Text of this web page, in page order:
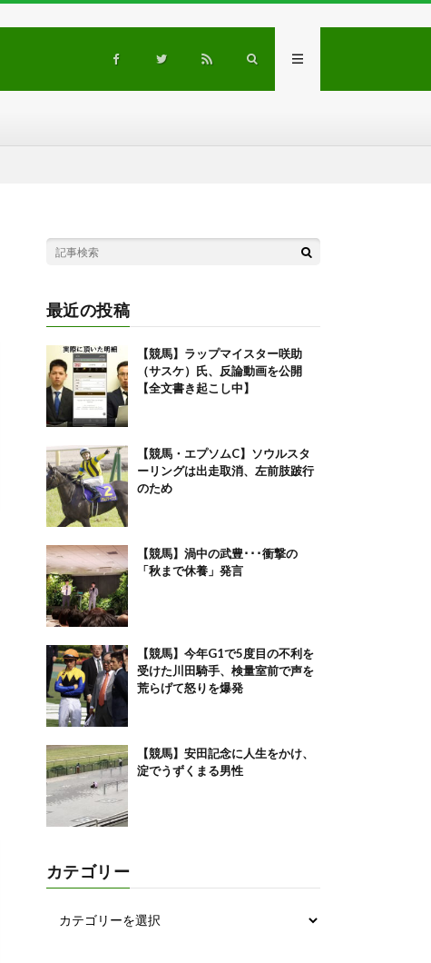
最近の投稿
【競馬】ラップマイスター咲助
（サスケ）氏、反論動画を公開
【全文書き起こし中】
【競馬・エプソムC】ソウルスタ
ーリングは出走取消、左前肢跛行
のため
【競馬】渦中の武豊･･･衝撃の
「秋まで休養」発言
【競馬】今年G1で5度目の不利を
受けた川田騎手、検量室前で声を
荒らげて怒りを爆発
【競馬】安田記念に人生をかけ、
淀でうずくまる男性
カテゴリー